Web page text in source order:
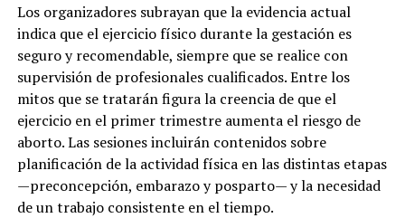
Los organizadores subrayan que la evidencia actual
indica que el ejercicio físico durante la gestación es
seguro y recomendable, siempre que se realice con
supervisión de profesionales cualificados. Entre los
mitos que se tratarán figura la creencia de que el
ejercicio en el primer trimestre aumenta el riesgo de
aborto. Las sesiones incluirán contenidos sobre
planificación de la actividad física en las distintas etapas
—preconcepción, embarazo y posparto— y la necesidad
de un trabajo consistente en el tiempo.